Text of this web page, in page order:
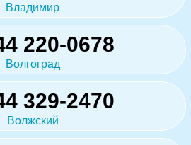
Владимир
220-0678
Волгоград
329-2470
Волжский